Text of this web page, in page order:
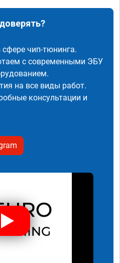
чип-тюнинга.
с современными ЭБУ
на все виды работ.
консультации и